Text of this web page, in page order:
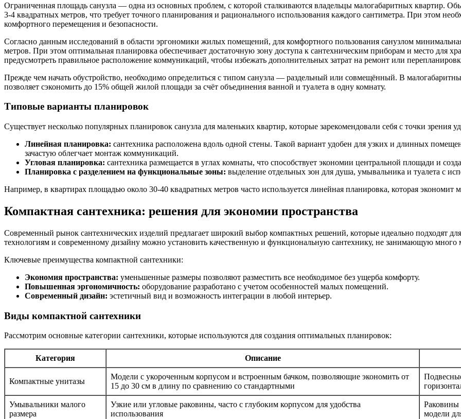
Ограниченная площадь санузла — одна из основных проблем, с которой сталкиваются владельцы малогабаритных квартир.
3-4 квадратных метров, что требует точного планирования и рационального использования каждого сантиметра. При этом
комфортного перемещения и безопасности.
Согласно данным исследований в области эргономики жилых помещений, для комфортного пользования санузлом
метров. При этом оптимальная планировка обеспечивает достаточную зону доступа к сантехническим приборам и место для
предусмотреть правильное расположение коммуникаций, чтобы избежать дополнительных затрат на ремонт или
Прежде чем начать обустройство, необходимо определиться с типом санузла — раздельный или совмещённый. В
позволяет сэкономить до 15% общей жилой площади за счёт объединения ванной и туалета в одну комнату.
Типовые варианты планировок
Существует несколько популярных планировок санузла для маленьких квартир, которые зарекомендовали себя с точки зрения
Линейная планировка: сантехника расположена вдоль одной стены. Такой вариант удобен для узких и длинных
зачастую облегчает монтаж коммуникаций.
Угловая планировка: сантехника размещается в углах комнаты, что способствует экономии центральной площади и
Планировка с разделением на функциональные зоны: выделение отдельных зон для душа, умывальника и туалета с
Например, в квартирах площадью около 30-40 квадратных метров часто используется линейная планировка, которая
Компактная сантехника: решения для экономии пространства
Современный рынок сантехнических изделий предлагает широкий выбор компактных решений, которые идеально подходят
технологиям и современному дизайну можно установить качественную и функциональную сантехнику, не занимающую много
Ключевые преимущества компактной сантехники:
Экономия пространства: уменьшенные размеры позволяют разместить все необходимое без ущерба комфорту.
Повышенная эргономичность: оборудование разработано с учетом особенностей малых помещений.
Современный дизайн: эстетичный вид и возможность интеграции в любой интерьер.
Виды компактной сантехники
Рассмотрим основные категории сантехники, которые используются для создания оптимальных планировок:
Категория Описание
Компактные унитазы
Модели с укороченным корпусом и встроенным бачком, позволяющие экономить от
15 до 30 см в длину по сравнению со стандартными
Умывальники малого
размера
Узкие или угловые раковины, часто с глубоким корпусом для удобства
использования
Раковины
модели